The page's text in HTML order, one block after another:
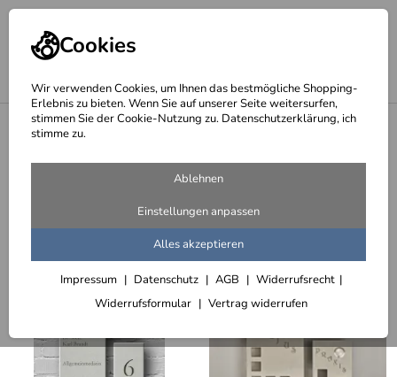
Cookies
Wir verwenden Cookies, um Ihnen das bestmögliche Shopping-
Erlebnis zu bieten. Wenn Sie auf unserer Seite weitersurfen,
stimmen Sie der Cookie-Nutzung zu. Datenschutzerklärung, ich
stimme zu.
Ablehnen
Einstellungen anpassen
Alles akzeptieren
Impressum Datenschutz AGB
Widerrufsrecht
Widerrufsformular
Vertrag widerrufen
Klingeln, Klingelknöpfe, Klingeltaster, Klingelschilder...
Klingelschilder eckig, zweiteilig
Filter (2) Sortieren